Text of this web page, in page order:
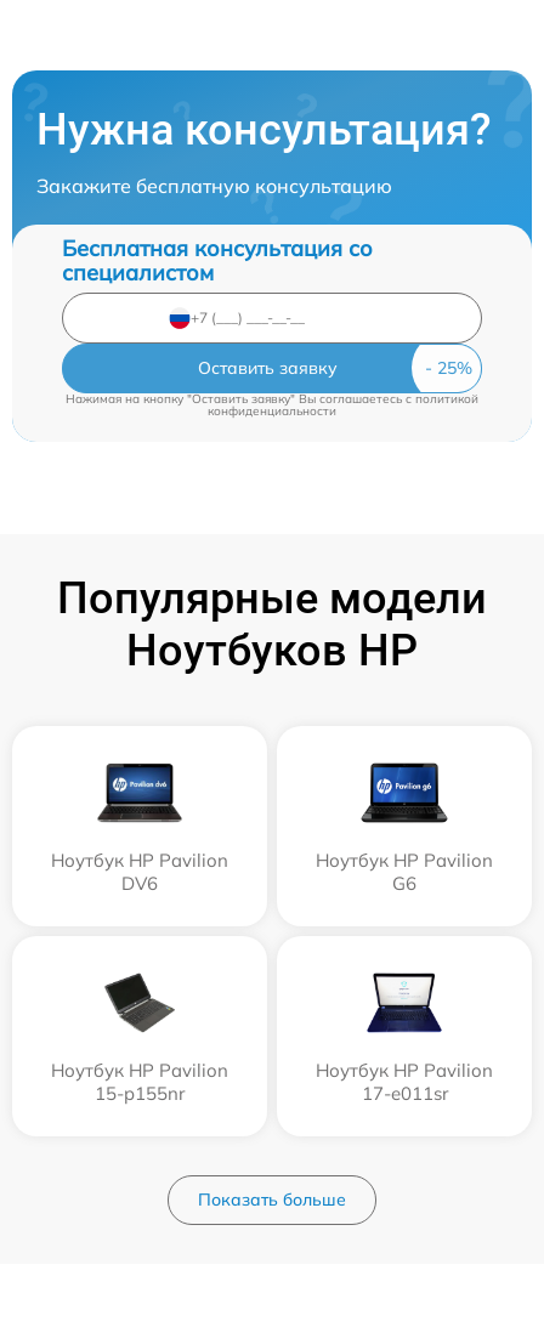
Нужна консультация?
Закажите бесплатную консультацию
Бесплатная консультация со
специалистом
Оставить заявку
Нажимая на кнопку "Оставить заявку" Вы соглашаетесь cполитикой
конфиденциальности
Популярные модели
Ноутбуков HP
Ноутбук HP Pavilion
DV6
Ноутбук HP Pavilion
G6
Ноутбук HP Pavilion
15-p155nr
Ноутбук HP Pavilion
17-e011sr
Показать больше